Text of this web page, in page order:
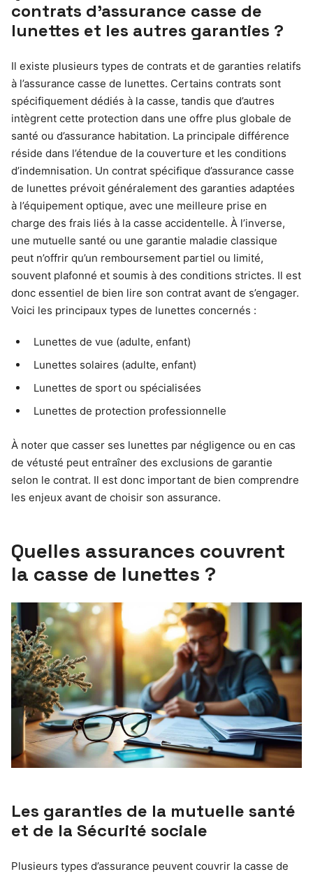
contrats d’assurance casse de
lunettes et les autres garanties ?
Il existe plusieurs types de contrats et de garanties relatifs
à l’assurance casse de lunettes. Certains contrats sont
spécifiquement dédiés à la casse, tandis que d’autres
intègrent cette protection dans une offre plus globale de
santé ou d’assurance habitation. La principale différence
réside dans l’étendue de la couverture et les conditions
d’indemnisation. Un contrat spécifique d’assurance casse
de lunettes prévoit généralement des garanties adaptées
à l’équipement optique, avec une meilleure prise en
charge des frais liés à la casse accidentelle. À l’inverse,
une mutuelle santé ou une garantie maladie classique
peut n’offrir qu’un remboursement partiel ou limité,
souvent plafonné et soumis à des conditions strictes. Il est
donc essentiel de bien lire son contrat avant de s’engager.
Voici les principaux types de lunettes concernés :
Lunettes de vue (adulte, enfant)
Lunettes solaires (adulte, enfant)
Lunettes de sport ou spécialisées
Lunettes de protection professionnelle
À noter que casser ses lunettes par négligence ou en cas
de vétusté peut entraîner des exclusions de garantie
selon le contrat. Il est donc important de bien comprendre
les enjeux avant de choisir son assurance.
Quelles assurances couvrent
la casse de lunettes ?
Les garanties de la mutuelle santé
et de la Sécurité sociale
Plusieurs types d’assurance peuvent couvrir la casse de